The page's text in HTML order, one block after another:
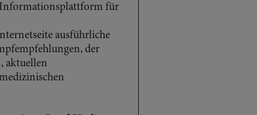
Informationsplattform für
ausführliche
der
aktuellen